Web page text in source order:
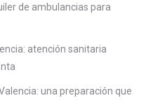
de ambulancias para
atención sanitaria
una preparación que